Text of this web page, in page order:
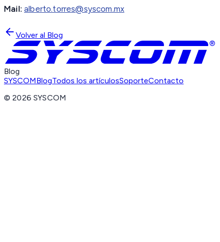
Mail: alberto.torres@syscom.mx
Volver al Blog
Blog
SYSCOMBlogTodos los artículosSoporteContacto
©2026 SYSCOM